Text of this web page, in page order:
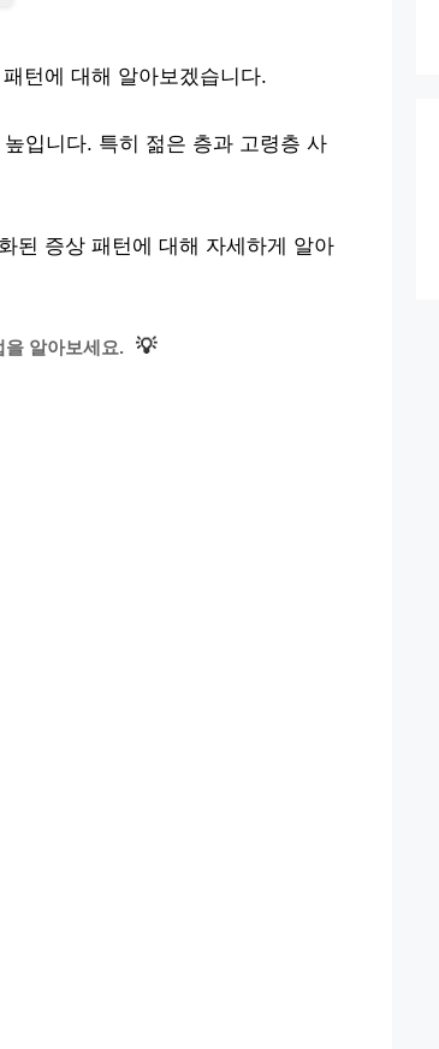
턴에 대해 알아보겠습니다.
입니다. 특히 젊은 층과 고령층 사
된 증상 패턴에 대해 자세하게 알아
알아보세요. 💡